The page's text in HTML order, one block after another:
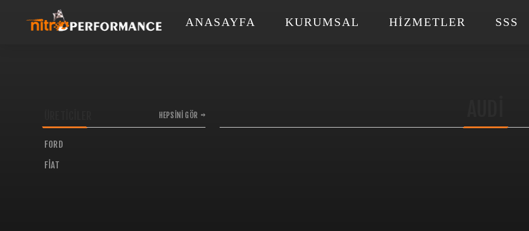
ANASAYFA KURUMSAL HIZMETLER SSS
FORD
FIAT
HEPSINI GÖR